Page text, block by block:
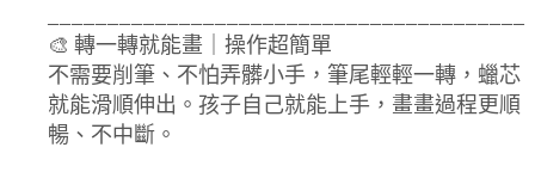
🎨 轉一轉就能畫｜操作超簡單
不需要削筆、不怕弄髒小手，筆尾輕輕一轉，蠟芯
就能滑順伸出。孩子自己就能上手，畫畫過程更順
暢、不中斷。